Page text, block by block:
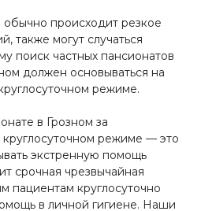
происходит резкое
также могут случаться
поиск частных пансионатов
должен основываться на
режиме.
в Грозном за
режиме — это
экстренную помощь
срочная чрезвычайная
пациентам круглосуточно
в личной гигиене. Наши